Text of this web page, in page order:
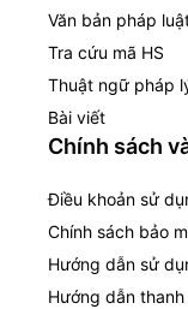
Văn bản pháp
Tra cứu mã HS
Thuật ngữ pháp
Bài viết
Chính sách
Điều khoản sử
Chính sách bảo
Hướng dẫn sử
Hướng dẫn